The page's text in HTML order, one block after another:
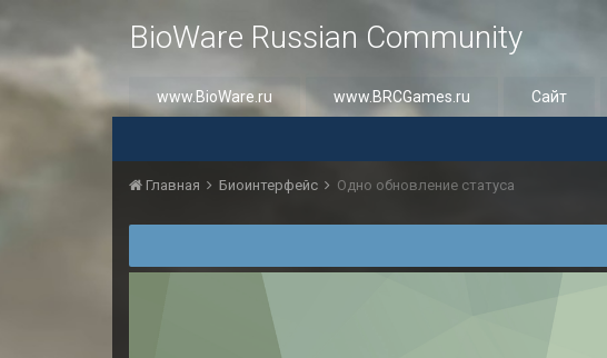
BioWare Russian Community
www.BioWare.ru www.BRCGames.ru Сайт
Главная Биоинтерфейс Одно обновление статуса